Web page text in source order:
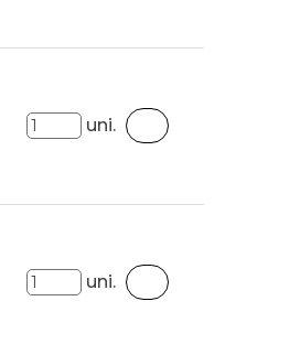
uni.
uni.